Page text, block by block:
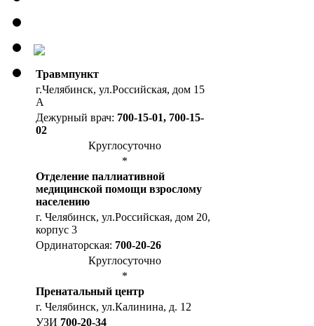
Травмпункт
г.Челябинск, ул.Российская, дом 15
А
Дежурный врач: 700-15-01, 700-15-
02
Круглосуточно
*
Отделение паллиативной
медицинской помощи взрослому
населению
г. Челябинск, ул.Российская, дом 20,
корпус 3
Ординаторская: 700-20-26
Круглосуточно
*
Пренатальный центр
г. Челябинск, ул.Калинина, д. 12
УЗИ 700-20-34